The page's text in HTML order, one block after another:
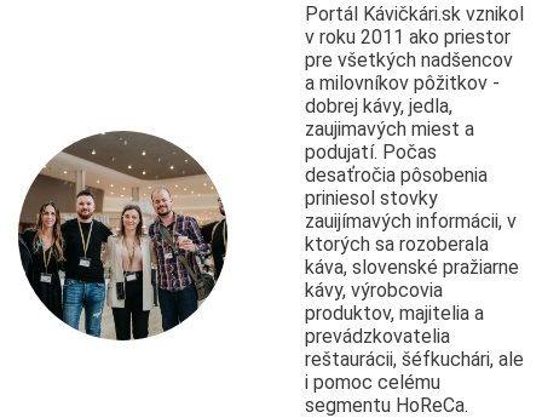
Portál Kávičkári.sk vznikol
v roku 2011 ako priestor
pre všetkých nadšencov
a milovníkov pôžitkov -
dobrej kávy, jedla,
zaujimavých miest a
podujatí. Počas
desaťročia pôsobenia
priniesol stovky
zauijímavých informácii, v
ktorých sa rozoberala
káva, slovenské pražiarne
kávy, výrobcovia
produktov, majitelia a
prevádzkovatelia
reštaurácii, šéfkuchári, ale
i pomoc celému
segmentu HoReCa.